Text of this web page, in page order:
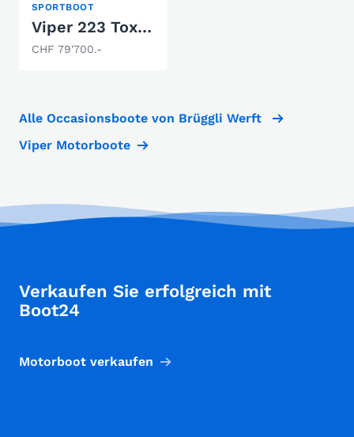
SPORTBOOT
Viper 223 Toxxic
CHF 79'700.-
Alle Occasionsboote von Brüggli Werft
Viper Motorboote
Verkaufen Sie erfolgreich mit
Boot24
Motorboot verkaufen